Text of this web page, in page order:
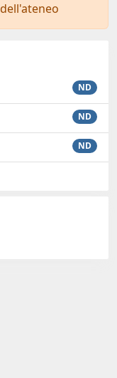
ND
ND
ND